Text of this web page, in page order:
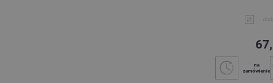
na
zamówienie